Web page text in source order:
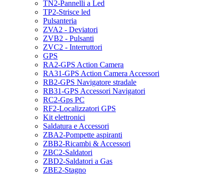
TN2-Pannelli a Led
TP2-Strisce led
Pulsanteria
ZVA2 - Deviatori
ZVB2 - Pulsanti
ZVC2 - Interruttori
GPS
RA2-GPS Action Camera
RA31-GPS Action Camera Accessori
RB2-GPS Navigatore stradale
RB31-GPS Accessori Navigatori
RC2-Gps PC
RF2-Localizzatori GPS
Kit elettronici
Saldatura e Accessori
ZBA2-Pompette aspiranti
ZBB2-Ricambi & Accessori
ZBC2-Saldatori
ZBD2-Saldatori a Gas
ZBE2-Stagno